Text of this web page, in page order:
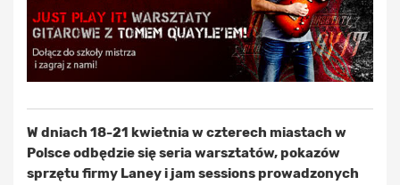
W dniach 18-21 kwietnia w czterech miastach w
Polsce odbędzie się seria warsztatów, pokazów
sprzętu firmy Laney i jam sessions prowadzonych